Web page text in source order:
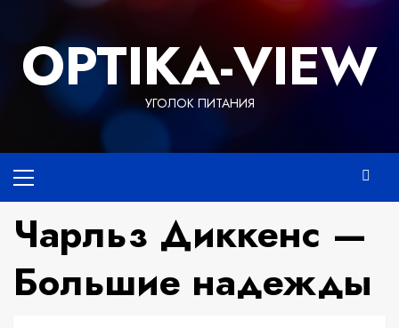
содержимому
OPTIKA-VIEW
УГОЛОК ПИТАНИЯ
меню
Чарльз Диккенс —
Большие надежды